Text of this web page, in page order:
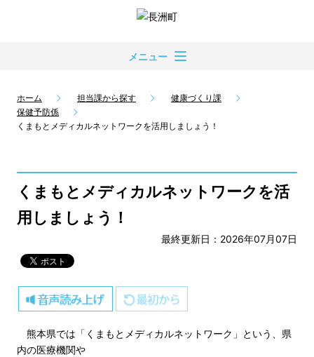
メニュー
ホーム 担当課から探す
健康づくり課
保健予防係
くまもとメディカルネットワークを活用しましょう！
くまもとメディカルネットワークを活
用しましょう！
最終更新日：2026年07月07日
熊本県では「くまもとメディカルネットワーク」という、県
内の医療機関や